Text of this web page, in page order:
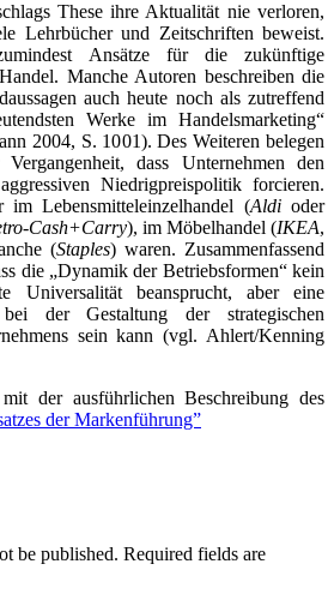
These ihre Aktualität nie verloren,
Lehrbücher und Zeitschriften beweist.
Ansätze für die zukünftige
Manche Autoren beschreiben die
auch heute noch als zutreffend
Werke im Handelsmarketing“
2004, S. 1001).Des Weiteren belegen
dass Unternehmen den
Niedrigpreispolitik forcieren.
Lebensmitteleinzelhandel (Aldioder
Cash+Carry), im Möbelhandel (IKEA,
(Staples) waren. Zusammenfassend
die „Dynamik der Betriebsformen“ kein
Universalität beansprucht, aber eine
der Gestaltung der strategischen
sein kann (vgl. Ahlert/Kenning
der ausführlichen Beschreibung des
der Markenführung”
be published. Required fields are